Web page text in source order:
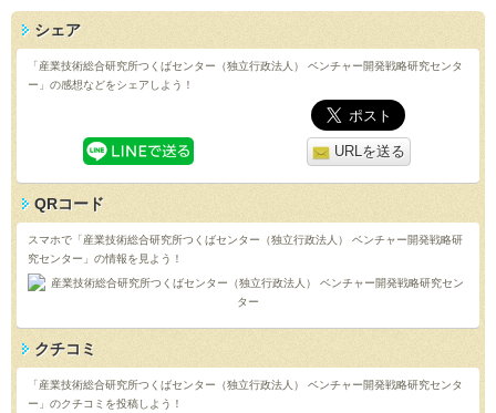
シェア
「産業技術総合研究所つくばセンター（独立行政法人） ベンチャー開発戦略研究センタ
ー」の感想などをシェアしよう！
URLを送る
QRコード
スマホで「産業技術総合研究所つくばセンター（独立行政法人） ベンチャー開発戦略研
究センター」の情報を見よう！
クチコミ
「産業技術総合研究所つくばセンター（独立行政法人） ベンチャー開発戦略研究センタ
ー」のクチコミを投稿しよう！